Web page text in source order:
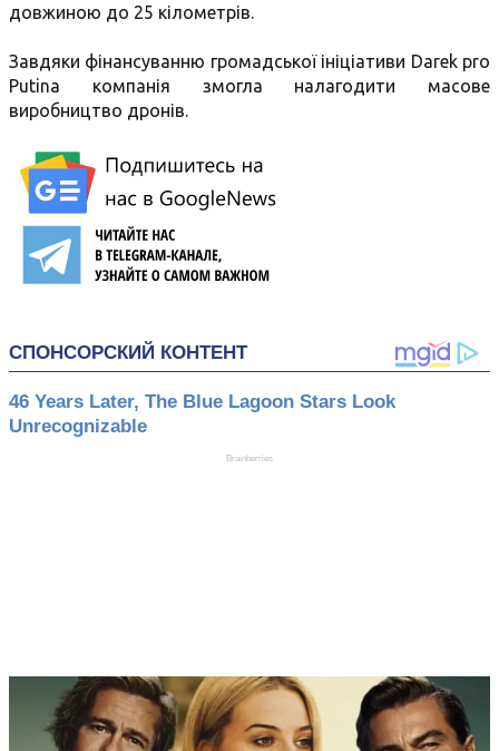
довжиною до 25 кілометрів.
Завдяки фінансуванню громадської ініціативи Darek pro
Putina компанія змогла налагодити масове
виробництво дронів.